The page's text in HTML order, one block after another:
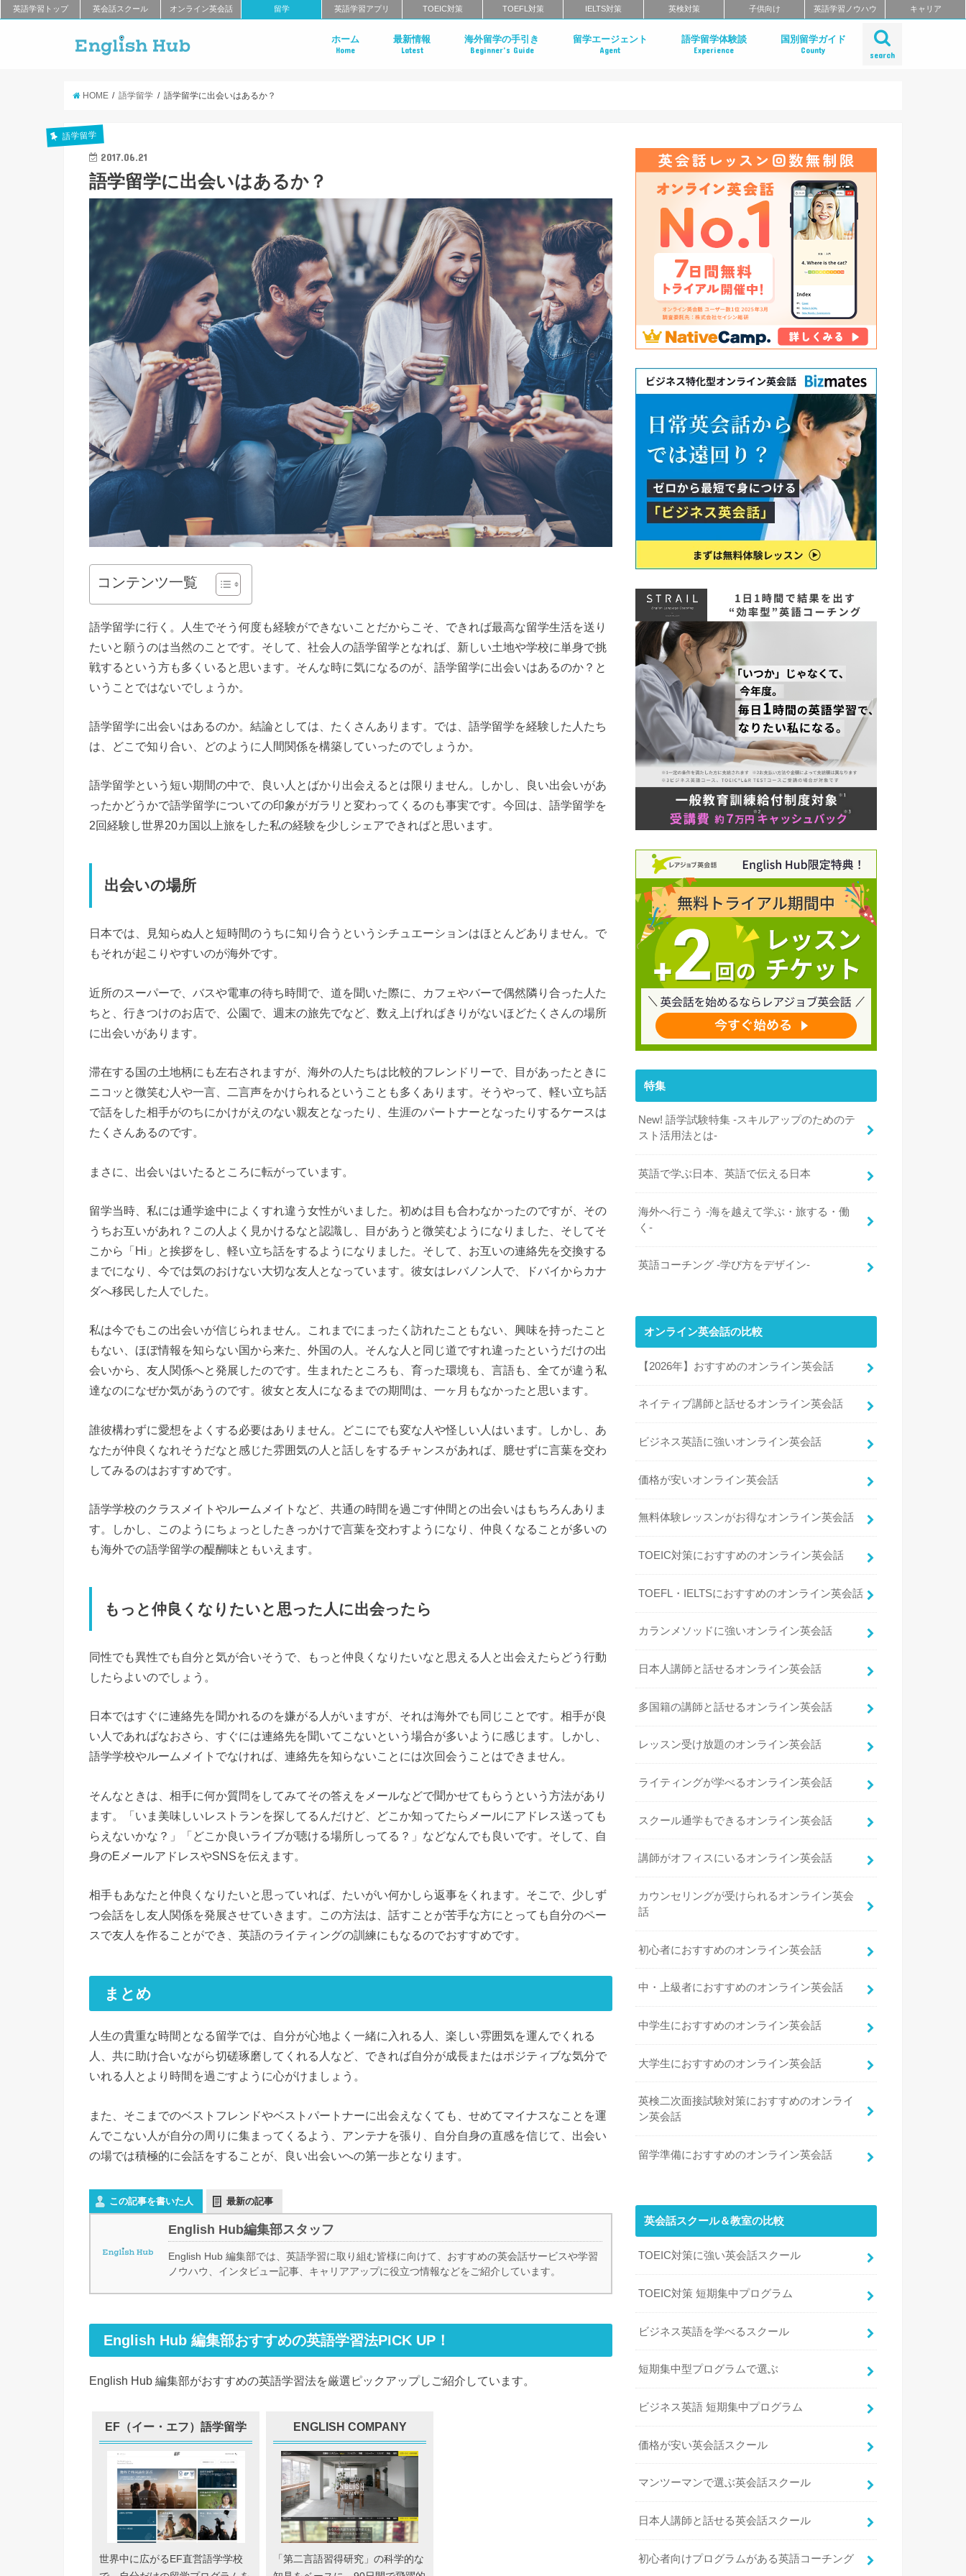
英語学習トップ 英会話スクール オンライン英会話 留学 英語学習アプリ TOEIC対策 TOEFL対策 IELTS対策 英検対策 子供向け 英語学習ノウハウ キャリア
search
ホーム
Home
最新情報
Latest
海外留学の手引き
Beginner’s Guide
留学エージェント
Agent
語学留学体験談
Experience
国別留学ガイド
County
HOME 語学留学 語学留学に出会いはあるか？
語学留学
2017.06.21
語学留学に出会いはあるか？
コンテンツ一覧
語学留学に行く。人生でそう何度も経験ができないことだからこそ、できれば最高な留学生活を送り
たいと願うのは当然のことです。そして、社会人の語学留学となれば、新しい土地や学校に単身で挑
戦するという方も多くいると思います。そんな時に気になるのが、語学留学に出会いはあるのか？と
いうことではないでしょうか。
語学留学に出会いはあるのか。結論としては、たくさんあります。では、語学留学を経験した人たち
は、どこで知り合い、どのように人間関係を構築していったのでしょうか。
語学留学という短い期間の中で、良い人とばかり出会えるとは限りません。しかし、良い出会いがあ
ったかどうかで語学留学についての印象がガラリと変わってくるのも事実です。今回は、語学留学を
2回経験し世界20カ国以上旅をした私の経験を少しシェアできればと思います。
出会いの場所
日本では、見知らぬ人と短時間のうちに知り合うというシチュエーションはほとんどありません。で
もそれが起こりやすいのが海外です。
近所のスーパーで、バスや電車の待ち時間で、道を聞いた際に、カフェやバーで偶然隣り合った人た
ちと、行きつけのお店で、公園で、週末の旅先でなど、数え上げればきりがないほどたくさんの場所
に出会いがあります。
滞在する国の土地柄にも左右されますが、海外の人たちは比較的フレンドリーで、目があったときに
ニコッと微笑む人や一言、二言声をかけられるということも多くあります。そうやって、軽い立ち話
で話をした相手がのちにかけがえのない親友となったり、生涯のパートナーとなったりするケースは
たくさんあるのです。
まさに、出会いはいたるところに転がっています。
留学当時、私には通学途中によくすれ違う女性がいました。初めは目も合わなかったのですが、その
うちお互いがあれ？この人よく見かけるなと認識し、目があうと微笑むようになりました、そしてそ
こから「Hi」と挨拶をし、軽い立ち話をするようになりました。そして、お互いの連絡先を交換する
までになり、今では気のおけない大切な友人となっています。彼女はレバノン人で、ドバイからカナ
ダへ移民した人でした。
私は今でもこの出会いが信じられません。これまでにまったく訪れたこともない、興味を持ったこと
もない、ほぼ情報を知らない国から来た、外国の人。そんな人と同じ道ですれ違ったというだけの出
会いから、友人関係へと発展したのです。生まれたところも、育った環境も、言語も、全てが違う私
達なのになぜか気があうのです。彼女と友人になるまでの期間は、一ヶ月もなかったと思います。
誰彼構わずに愛想をよくする必要はありません。どこにでも変な人や怪しい人はいます。しかし、あ
なたが仲良くなれそうだなと感じた雰囲気の人と話しをするチャンスがあれば、臆せずに言葉を交わ
してみるのはおすすめです。
語学学校のクラスメイトやルームメイトなど、共通の時間を過ごす仲間との出会いはもちろんありま
す。しかし、このようにちょっとしたきっかけで言葉を交わすようになり、仲良くなることが多いの
も海外での語学留学の醍醐味ともいえます。
もっと仲良くなりたいと思った人に出会ったら
同性でも異性でも自分と気が合いそうで、もっと仲良くなりたいなと思える人と出会えたらどう行動
したらよいのでしょう。
日本ではすぐに連絡先を聞かれるのを嫌がる人がいますが、それは海外でも同じことです。相手が良
い人であればなおさら、すぐには連絡先を聞いてこないという場合が多いように感じます。しかし、
語学学校やルームメイトでなければ、連絡先を知らないことには次回会うことはできません。
そんなときは、相手に何か質問をしてみてその答えをメールなどで聞かせてもらうという方法があり
ます。「いま美味しいレストランを探してるんだけど、どこか知ってたらメールにアドレス送っても
らえないかな？」「どこか良いライブが聴ける場所しってる？」などなんでも良いです。そして、自
身のEメールアドレスやSNSを伝えます。
相手もあなたと仲良くなりたいと思っていれば、たいがい何かしら返事をくれます。そこで、少しず
つ会話をし友人関係を発展させていきます。この方法は、話すことが苦手な方にとっても自分のペー
スで友人を作ることができ、英語のライティングの訓練にもなるのでおすすめです。
まとめ
人生の貴重な時間となる留学では、自分が心地よく一緒に入れる人、楽しい雰囲気を運んでくれる
人、共に助け合いながら切磋琢磨してくれる人など、できれば自分が成長またはポジティブな気分で
いれる人とより時間を過ごすように心がけましょう。
また、そこまでのベストフレンドやベストパートナーに出会えなくても、せめてマイナスなことを運
んでこない人が自分の周りに集まってくるよう、アンテナを張り、自分自身の直感を信じて、出会い
の場では積極的に会話をすることが、良い出会いへの第一歩となります。
この記事を書いた人 最新の記事
English Hub編集部スタッフ
English Hub 編集部では、英語学習に取り組む皆様に向けて、おすすめの英会話サービスや学習
ノウハウ、インタビュー記事、キャリアアップに役立つ情報などをご紹介しています。
English Hub 編集部おすすめの英語学習法PICK UP！
English Hub 編集部がおすすめの英語学習法を厳選ピックアップしご紹介しています。
EF（イー・エフ）語学留学
世界中に広がるEF直営語学学校
ENGLISH COMPANY
「第二言語習得研究」の科学的な
特集
New! 語学試験特集 -スキルアップのためのテ
スト活用法とは-
英語で学ぶ日本、英語で伝える日本
海外へ行こう -海を越えて学ぶ・旅する・働
く-
英語コーチング -学び方をデザイン-
オンライン英会話の比較
【2026年】おすすめのオンライン英会話
ネイティブ講師と話せるオンライン英会話
ビジネス英語に強いオンライン英会話
価格が安いオンライン英会話
無料体験レッスンがお得なオンライン英会話
TOEIC対策におすすめのオンライン英会話
TOEFL・IELTSにおすすめのオンライン英会話
カランメソッドに強いオンライン英会話
日本人講師と話せるオンライン英会話
多国籍の講師と話せるオンライン英会話
レッスン受け放題のオンライン英会話
ライティングが学べるオンライン英会話
スクール通学もできるオンライン英会話
講師がオフィスにいるオンライン英会話
カウンセリングが受けられるオンライン英会
話
初心者におすすめのオンライン英会話
中・上級者におすすめのオンライン英会話
中学生におすすめのオンライン英会話
大学生におすすめのオンライン英会話
英検二次面接試験対策におすすめのオンライ
ン英会話
留学準備におすすめのオンライン英会話
英会話スクール＆教室の比較
TOEIC対策に強い英会話スクール
TOEIC対策 短期集中プログラム
ビジネス英語を学べるスクール
短期集中型プログラムで選ぶ
ビジネス英語 短期集中プログラム
価格が安い英会話スクール
マンツーマンで選ぶ英会話スクール
日本人講師と話せる英会話スクール
初心者向けプログラムがある英語コーチング